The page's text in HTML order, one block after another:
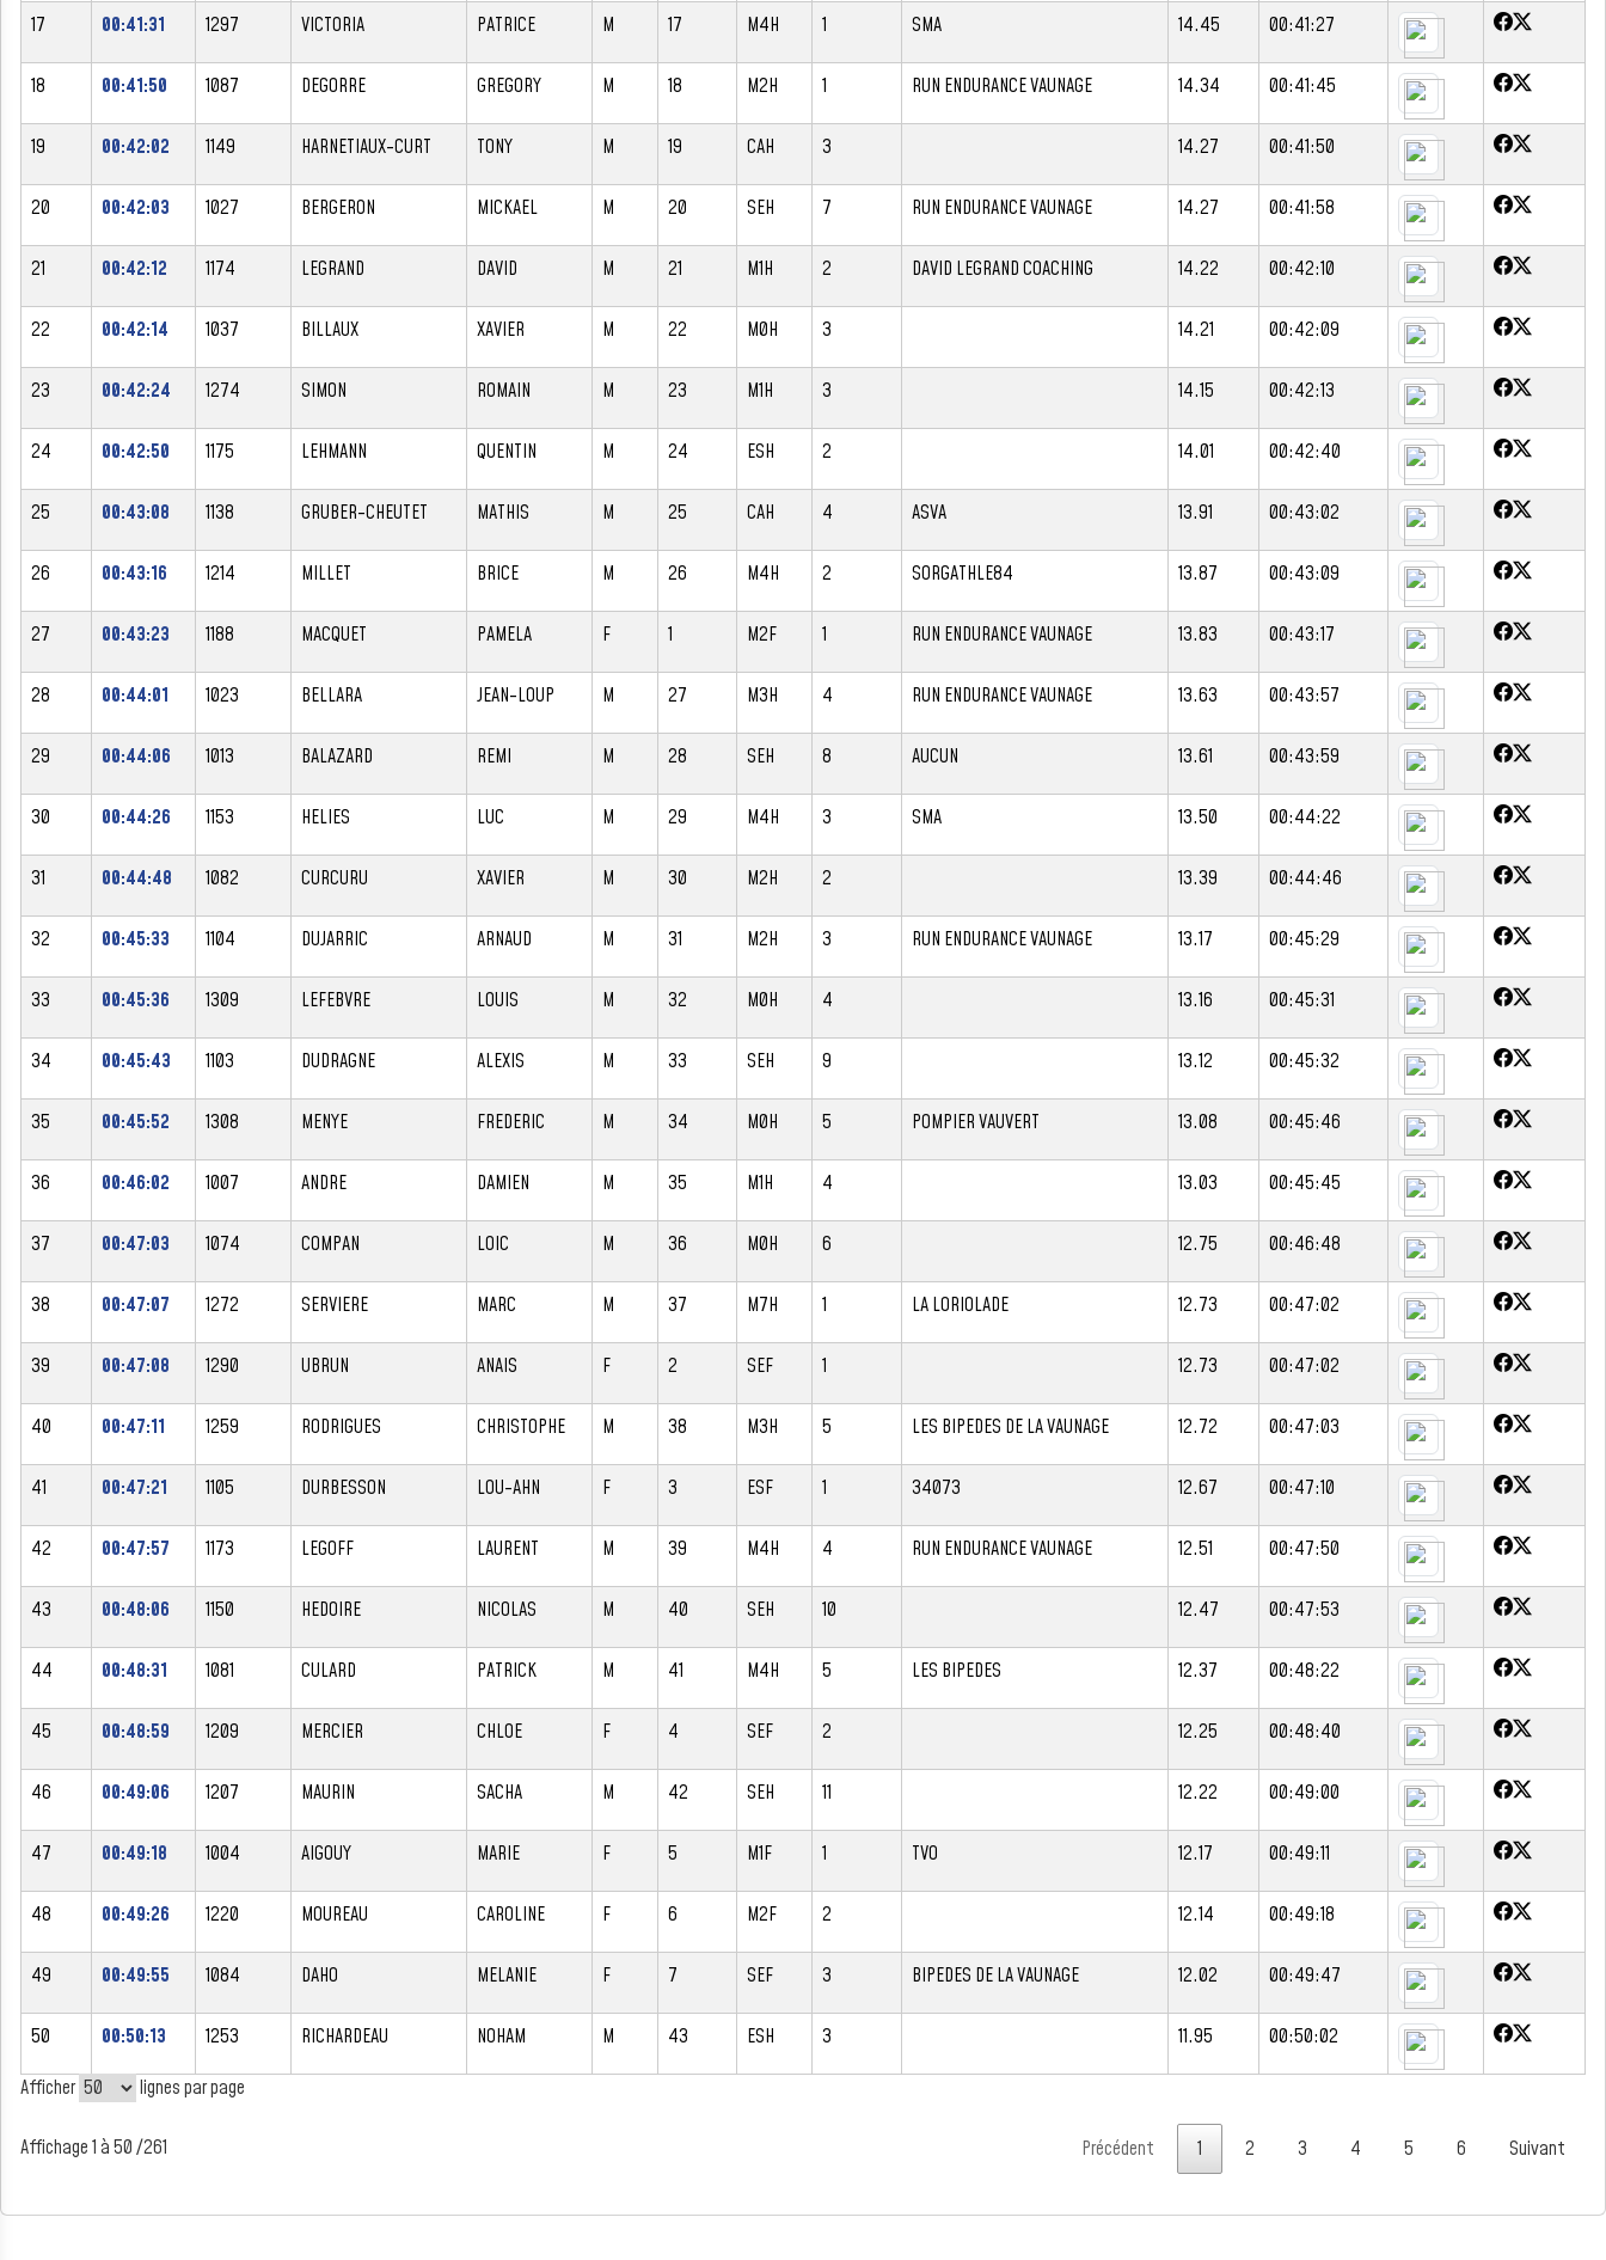
17 00:41:31 1297 VICTORIA PATRICE M 17 M4H 1 SMA 14.45 00:41:27
18 00:41:50 1087 DEGORRE GREGORY M 18 M2H 1 RUN ENDURANCE VAUNAGE 14.34 00:41:45
19 00:42:02 1149 HARNETIAUX-CURT TONY M 19 CAH 3 14.27 00:41:50
20 00:42:03 1027 BERGERON MICKAEL M 20 SEH 7 RUN ENDURANCE VAUNAGE 14.27 00:41:58
21 00:42:12 1174 LEGRAND DAVID M 21 M1H 2 DAVID LEGRAND COACHING 14.22 00:42:10
22 00:42:14 1037 BILLAUX XAVIER M 22 M0H 3 14.21 00:42:09
23 00:42:24 1274 SIMON ROMAIN M 23 M1H 3 14.15 00:42:13
24 00:42:50 1175 LEHMANN QUENTIN M 24 ESH 2 14.01 00:42:40
25 00:43:08 1138 GRUBER-CHEUTET MATHIS M 25 CAH 4 ASVA 13.91 00:43:02
26 00:43:16 1214 MILLET BRICE M 26 M4H 2 SORGATHLE84 13.87 00:43:09
27 00:43:23 1188 MACQUET PAMELA F 1 M2F 1 RUN ENDURANCE VAUNAGE 13.83 00:43:17
28 00:44:01 1023 BELLARA JEAN-LOUP M 27 M3H 4 RUN ENDURANCE VAUNAGE 13.63 00:43:57
29 00:44:06 1013 BALAZARD REMI M 28 SEH 8 AUCUN 13.61 00:43:59
30 00:44:26 1153 HELIES LUC M 29 M4H 3 SMA 13.50 00:44:22
31 00:44:48 1082 CURCURU XAVIER M 30 M2H 2 13.39 00:44:46
32 00:45:33 1104 DUJARRIC ARNAUD M 31 M2H 3 RUN ENDURANCE VAUNAGE 13.17 00:45:29
33 00:45:36 1309 LEFEBVRE LOUIS M 32 M0H 4 13.16 00:45:31
34 00:45:43 1103 DUDRAGNE ALEXIS M 33 SEH 9 13.12 00:45:32
35 00:45:52 1308 MENYE FREDERIC M 34 M0H 5 POMPIER VAUVERT 13.08 00:45:46
36 00:46:02 1007 ANDRE DAMIEN M 35 M1H 4 13.03 00:45:45
37 00:47:03 1074 COMPAN LOIC M 36 M0H 6 12.75 00:46:48
38 00:47:07 1272 SERVIERE MARC M 37 M7H 1 LA LORIOLADE 12.73 00:47:02
39 00:47:08 1290 UBRUN ANAIS F 2 SEF 1 12.73 00:47:02
40 00:47:11 1259 RODRIGUES CHRISTOPHE M 38 M3H 5 LES BIPEDES DE LA VAUNAGE 12.72 00:47:03
41 00:47:21 1105 DURBESSON LOU-AHN F 3 ESF 1 34073 12.67 00:47:10
42 00:47:57 1173 LEGOFF LAURENT M 39 M4H 4 RUN ENDURANCE VAUNAGE 12.51 00:47:50
43 00:48:06 1150 HEDOIRE NICOLAS M 40 SEH 10 12.47 00:47:53
44 00:48:31 1081 CULARD PATRICK M 41 M4H 5 LES BIPEDES 12.37 00:48:22
45 00:48:59 1209 MERCIER CHLOE F 4 SEF 2 12.25 00:48:40
46 00:49:06 1207 MAURIN SACHA M 42 SEH 11 12.22 00:49:00
47 00:49:18 1004 AIGOUY MARIE F 5 M1F 1 TVO 12.17 00:49:11
48 00:49:26 1220 MOUREAU CAROLINE F 6 M2F 2 12.14 00:49:18
49 00:49:55 1084 DAHO MELANIE F 7 SEF 3 BIPEDES DE LA VAUNAGE 12.02 00:49:47
50 00:50:13 1253 RICHARDEAU NOHAM M 43 ESH 3 11.95
00:50:02
Afficher
lignes par page
Affichage 1 à 50 /261 Précédent 1 2 3 4 5 6 Suivant